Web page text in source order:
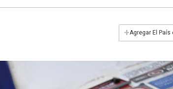
+Agregar El País